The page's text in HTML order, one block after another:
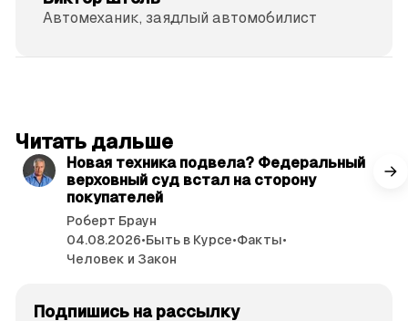
Автомеханик, заядлый автомобилист
Читать дальше
Новая техника подвела? Федеральный
верховный суд встал на сторону
покупателей
Роберт Браун
04.08.2026•Быть в Курсе•Факты•
Человек и Закон
Подпишись на рассылку